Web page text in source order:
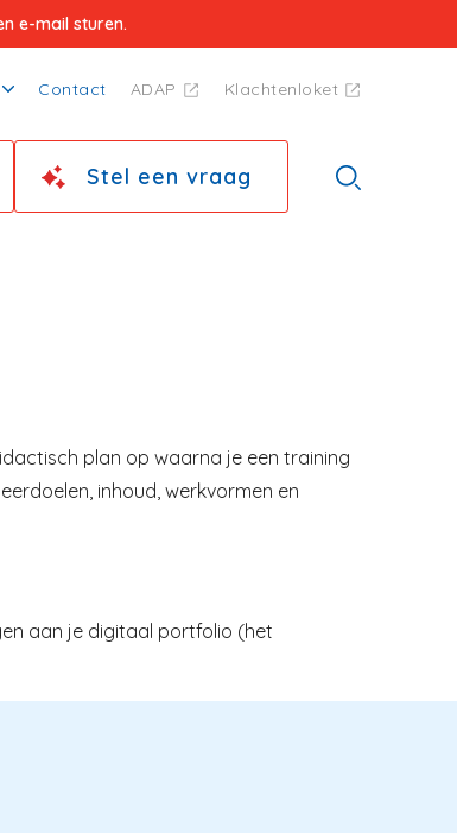
e-mail sturen.
Contact ADAP Klachtenloket
Stel een vraag
plan op waarna je een training
inhoud, werkvormen en
aan je digitaal portfolio (het